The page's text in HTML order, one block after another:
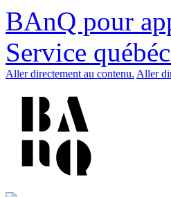
BAnQ pour
Service
Aller directement au contenu. Aller